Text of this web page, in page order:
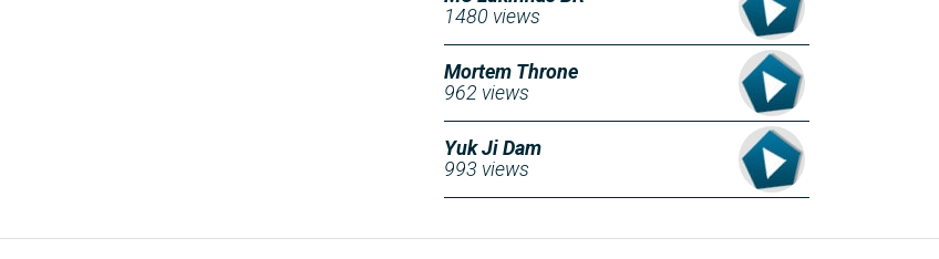
1480 views
Mortem Throne
962 views
Yuk Ji Dam
993 views